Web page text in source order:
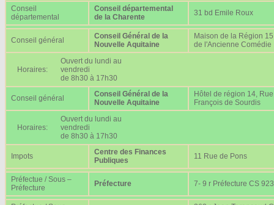
Conseil
départemental
Conseil départemental
de la Charente
31 bd Emile Roux
Conseil général
Conseil Général de la
Nouvelle Aquitaine
Maison de la Région
de l'Ancienne Comédie
Horaires:
Ouvert du lundi au
vendredi
de 8h30 à 17h30
Conseil général
Conseil Général de la
Nouvelle Aquitaine
Hôtel de région 14, Rue
François de Sourdis
Horaires:
Ouvert du lundi au
vendredi
de 8h30 à 17h30
Impots
Centre des Finances
Publiques
11 Rue de Pons
Préfectue / Sous –
Préfecture
Préfecture 7- 9 r Préfecture CS